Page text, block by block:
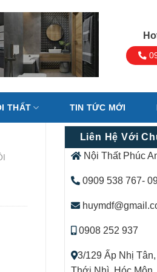
THẤT TIN TỨC MỚI
Liên Hệ Với
Nội Thất Phúc
0909 538 767-
0908 252 937
3/129 Ấp Nhị